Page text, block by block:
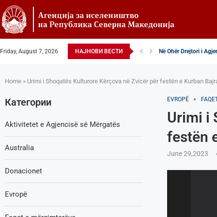
Friday, August 7, 2026 НАЈНОВИ ВЕСТИ Në Ohër Drejtori i
Home » Urimi i Shoqatës Kulturore Kërçova në Zvicër për festën e Kurban
EVROPË
Urimi i
festën
June 29,2023
Категории
Aktivitetet e Agjencisë së Мërgatës
Australia
Donacionet
Evropë